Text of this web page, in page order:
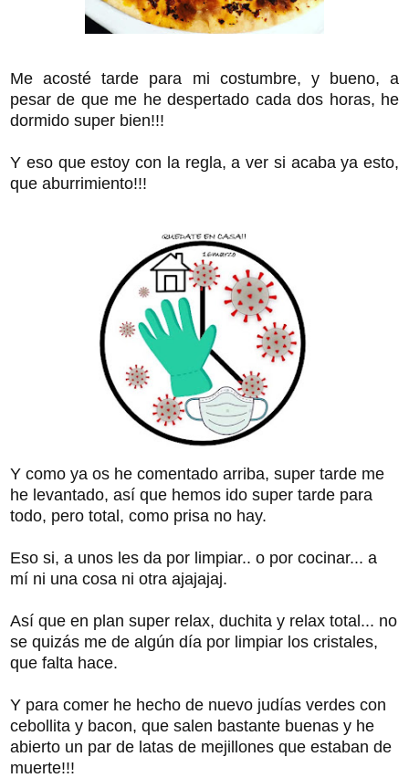
Me acosté tarde para mi costumbre, y bueno, a
pesar de que me he despertado cada dos horas, he
dormido super bien!!!
Y eso que estoy con la regla, a ver si acaba ya esto,
que aburrimiento!!!
Y como ya os he comentado arriba, super tarde me
he levantado, así que hemos ido super tarde para
todo, pero total, como prisa no hay.
Eso si, a unos les da por limpiar.. o por cocinar... a
mí ni una cosa ni otra ajajajaj.
Así que en plan super relax, duchita y relax total... no
se quizás me de algún día por limpiar los cristales,
que falta hace.
Y para comer he hecho de nuevo judías verdes con
cebollita y bacon, que salen bastante buenas y he
abierto un par de latas de mejillones que estaban de
muerte!!!